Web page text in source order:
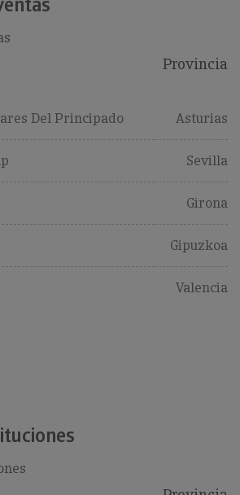
Provincia
Del Principado Asturias
Sevilla
Girona
Gipuzkoa
Valencia